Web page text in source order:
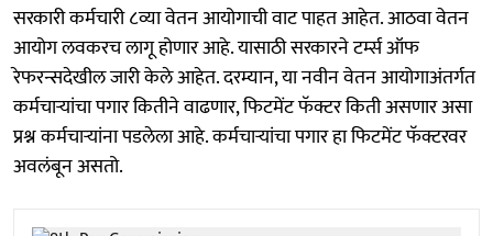
सरकारी कर्मचारी ८व्या वेतन आयोगाची वाट पाहत आहेत. आठवा वेतन
आयोग लवकरच लागू होणार आहे. यासाठी सरकारने टर्म्स ऑफ
रेफरन्सदेखील जारी केले आहेत. दरम्यान, या नवीन वेतन आयोगाअंतर्गत
कर्मचाऱ्यांचा पगार कितीने वाढणार, फिटमेंट फॅक्टर किती असणार असा
प्रश्न कर्मचाऱ्यांना पडलेला आहे. कर्मचाऱ्यांचा पगार हा फिटमेंट फॅक्टरवर
अवलंबून असतो.